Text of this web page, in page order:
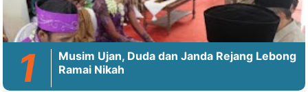
Musim Ujan, Duda dan Janda Rejang Lebong
Ramai Nikah